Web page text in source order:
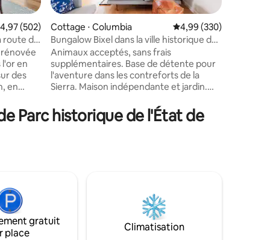
: 4,94 sur 5
moyenne sur la base de 502 commentaires : 4,97 sur 5
4,97 (502)
route de
en
des
en
à
de
centre-
Cottage ⋅ Columbia Évaluation moyenne
4,99 (330)
Bungalow Bixel dans la ville historique de
la ruée vers l'or de Columbia
Animaux acceptés, sans frais
supplémentaires. Base de détente pour
l'aventure dans les contreforts de la
Sierra. Maison indépendante et jardin.
faire de cet endroit un lieu de séjour
confortable, esthétique et fonctionnel. À
de Yosemite. Les clients disent toujours
« le meilleur Air BNB dans lequel nous
ayons jamais séjourné ! »
Parc historique de l'État de
gratuit
place
Climatisation